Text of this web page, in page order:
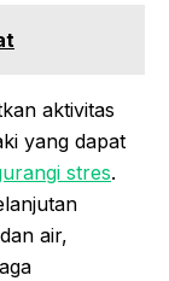
aktivitas
yang dapat
stres.
air,